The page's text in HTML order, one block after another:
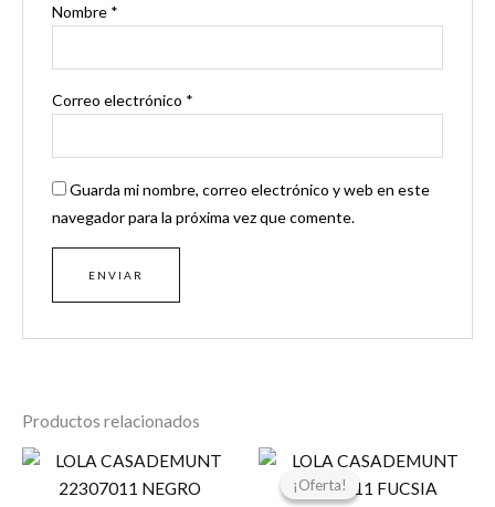
Nombre *
Correo electrónico *
Guarda mi nombre, correo electrónico y web en este
navegador para la próxima vez que comente.
Productos relacionados
¡Oferta!
¡Oferta!
El
original
El
actual